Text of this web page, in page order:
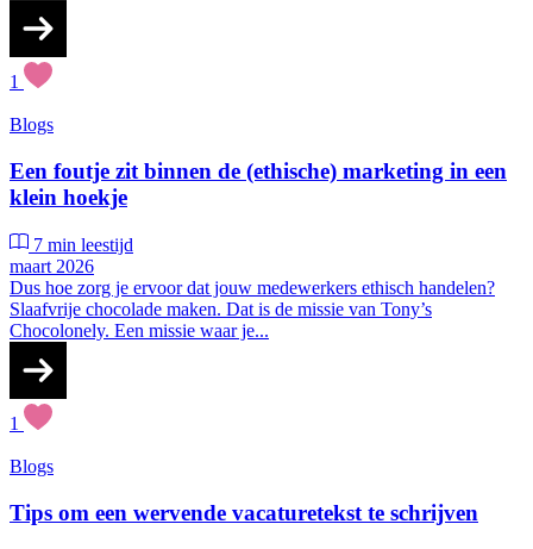
1
Blogs
Een foutje zit binnen de (ethische) marketing in een
klein hoekje
7 min leestijd
maart 2026
Dus hoe zorg je ervoor dat jouw medewerkers ethisch handelen?
Slaafvrije chocolade maken. Dat is de missie van Tony’s
Chocolonely. Een missie waar je...
1
Blogs
Tips om een wervende vacaturetekst te schrijven